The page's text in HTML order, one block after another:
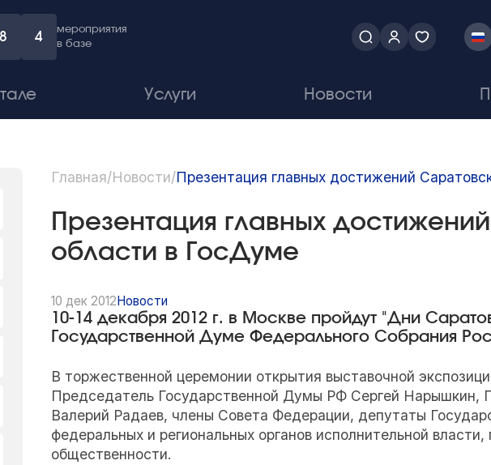
8 4
мероприятия
в базе
Услуги Новости
Главная/Новости/Презентация главных достижений
Презентация главных
области в ГосДуме
10 дек 2012 Новости
10-14 декабря 2012 г. в Москве пройдут "Дни
Государственной Думе Федерального Собрания
В торжественной церемонии открытия выставочной
Председатель Государственной Думы РФ Сергей Нарышкин,
Валерий Радаев, члены Совета Федерации, депутаты
федеральных и региональных органов исполнительной
общественности.